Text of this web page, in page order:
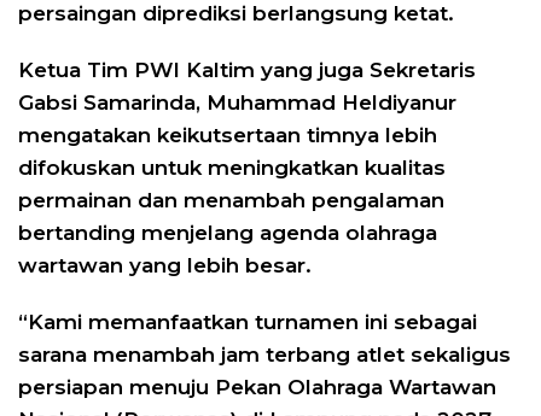
persaingan diprediksi berlangsung ketat.
Ketua Tim PWI Kaltim yang juga Sekretaris
Gabsi Samarinda, Muhammad Heldiyanur
mengatakan keikutsertaan timnya lebih
difokuskan untuk meningkatkan kualitas
permainan dan menambah pengalaman
bertanding menjelang agenda olahraga
wartawan yang lebih besar.
“Kami memanfaatkan turnamen ini sebagai
sarana menambah jam terbang atlet sekaligus
persiapan menuju Pekan Olahraga Wartawan